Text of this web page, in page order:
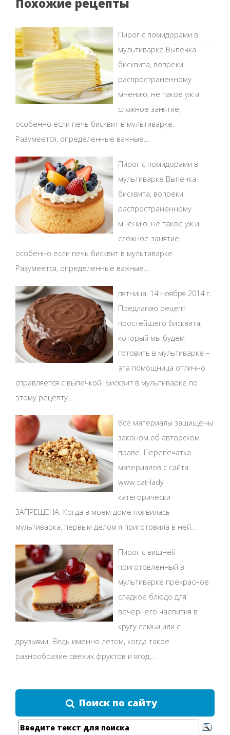
Пирог с помидорами в
мультиварке Выпечка
бисквита, вопреки
распространенному
мнению, не такое уж и
сложное занятие,
особенно если печь бисквит в мультиварке.
Разумеется, определенные важные...
Пирог с помидорами в
мультиварке Выпечка
бисквита, вопреки
распространенному
мнению, не такое уж и
сложное занятие,
особенно если печь бисквит в мультиварке.
Разумеется, определенные важные...
пятница, 14 ноября 2014 г.
Предлагаю рецепт
простейшего бисквита,
который мы будем
готовить в мультиварке –
эта помощница отлично
справляется с выпечкой. Бисквит в мультиварке по
этому рецепту...
Все материалы защищены
законом об авторском
праве. Перепечатка
материалов с сайта
www.cat-lady
категорически
ЗАПРЕЩЕНА. Когда в моем доме появилась
мультиварка, первым делом я приготовила в ней...
Пирог с вишней
приготовленный в
мультиварке прекрасное
сладкое блюдо для
вечернего чаепития в
кругу семьи или с
друзьями. Ведь именно летом, когда такое
разнообразие свежих фруктов и ягод,...
Поиск по сайту